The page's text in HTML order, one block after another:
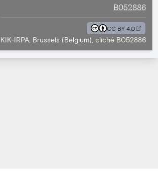
B052886
CC BY 4.0
KIK-IRPA, Brussels (Belgium), cliché B052886